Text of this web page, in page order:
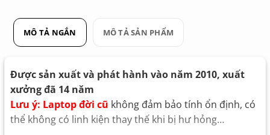
MÔ TẢ NGẮN MÔ TẢ SẢN PHẨM
Được sản xuất và phát hành vào năm 2010, xuất
xưởng đã 14 năm
Lưu ý: Laptop đời cũ không đảm bảo tính ổn định, có
thể không có linh kiện thay thế khi bị hư hỏng…